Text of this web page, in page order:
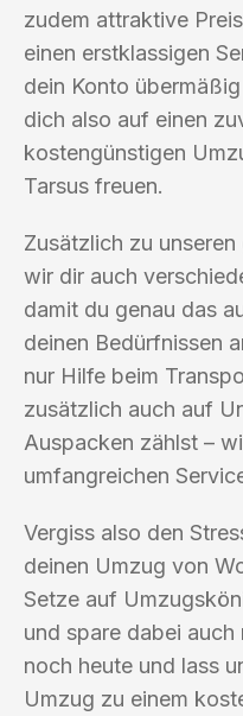
zudem attraktive
einen erstklassigen
dein Konto
dich also auf einen
kostengünstigen
Tarsus freuen.
Zusätzlich zu
wir dir auch
damit du genau das
deinen Bedürfnissen
nur Hilfe beim
zusätzlich auch auf
Auspacken zählst –
umfangreichen
Vergiss also den
deinen Umzug von
Setze auf
und spare dabei auch
noch heute und lass
Umzug zu einem